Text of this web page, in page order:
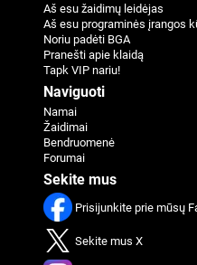
Aš esu žaidimų leidėjas
Aš esu programinės įrangos
Noriu padėti BGA
Pranešti apie klaidą
Tapk VIP nariu!
Naviguoti
Namai
Žaidimai
Bendruomenė
Forumai
Sekite mus
Prisijunkite prie mūsų
Sekite mus X